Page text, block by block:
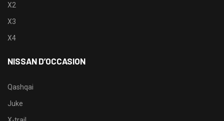
X2
X3
X4
NISSAN D’OCCASION
Qashqai
Juke